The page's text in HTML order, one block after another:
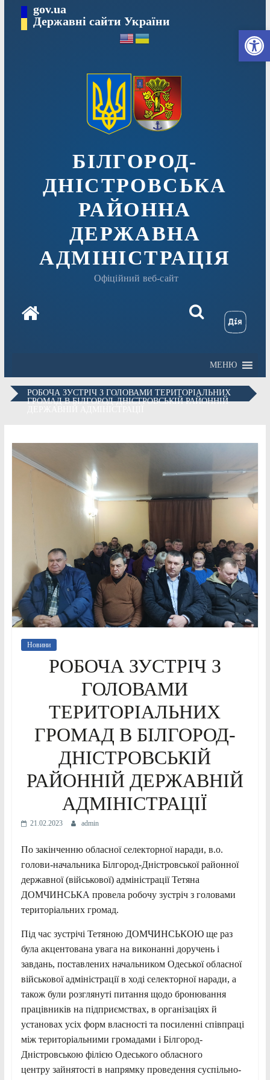
вмісту
gov.ua
Державні сайти України
БІЛГОРОД-
ДНІСТРОВСЬКА
РАЙОННА
ДЕРЖАВНА
АДМІНІСТРАЦІЯ
Офіційний веб-сайт
МЕНЮ
РОБОЧА ЗУСТРІЧ З ГОЛОВАМИ ТЕРИТОРІАЛЬНИХ
ГРОМАД В БІЛГОРОД-ДНІСТРОВСЬКІЙ РАЙОННІЙ
Новини
РОБОЧА ЗУСТРІЧ З
ГОЛОВАМИ
ТЕРИТОРІАЛЬНИХ
ГРОМАД В БІЛГОРОД-
ДНІСТРОВСЬКІЙ
РАЙОННІЙ ДЕРЖАВНІЙ
АДМІНІСТРАЦІЇ
21.02.2023 admin
По закінченню обласної селекторної наради, в.о.
голови-начальника Білгород-Дністровської районної
державної (військової) адміністрації Тетяна
ДОМЧИНСЬКА провела робочу зустріч з головами
територіальних громад.
Під час зустрічі Тетяною ДОМЧИНСЬКОЮ ще раз
була акцентована увага на виконанні доручень і
завдань, поставлених начальником Одеської обласної
військової адміністрації в ході селекторної наради, а
також були розглянуті питання щодо бронювання
працівників на підприємствах, в організаціях й
установах усіх форм власності та посиленні співпраці
між територіальними громадами і Білгород-
Дністровською філією Одеського обласного
центру зайнятості в напрямку проведення суспільно-